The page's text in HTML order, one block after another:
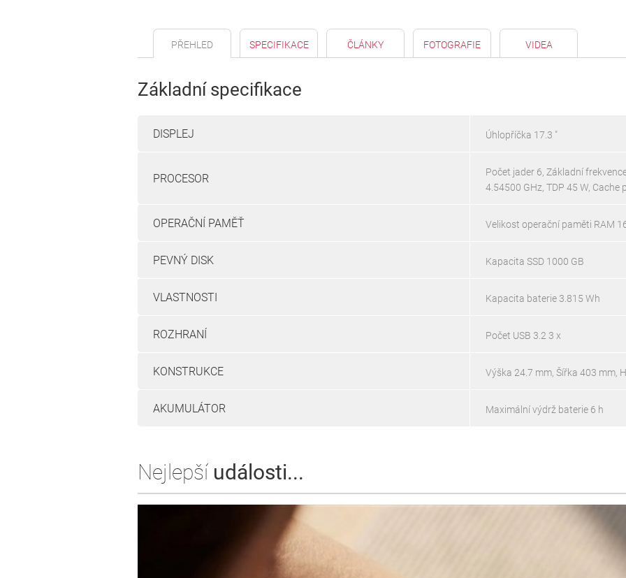
PŘEHLED SPECIFIKACE ČLÁNKY FOTOGRAFIE VIDEA
Základní specifikace
DISPLEJ Úhlopříčka 17.3 "
PROCESOR
Počet jader 6, Základní
4.54500 GHz, TDP 45 W, Cache
OPERAČNÍ PAMĚŤ Velikost operační paměti RAM
PEVNÝ DISK Kapacita SSD 1000 GB
VLASTNOSTI Kapacita baterie 3.815 Wh
ROZHRANÍ Počet USB 3.2 3 x
KONSTRUKCE Výška 24.7 mm, Šířka 403 mm,
AKUMULÁTOR Maximální výdrž baterie 6 h
Nejlepší události...